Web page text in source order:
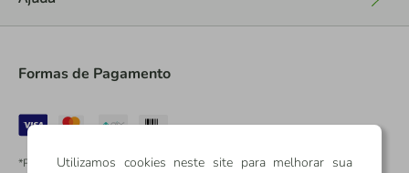
Formas de Pagamento
*Pontos dos Cartões Sicredi
Utilizamos cookies neste site para melhorar sua